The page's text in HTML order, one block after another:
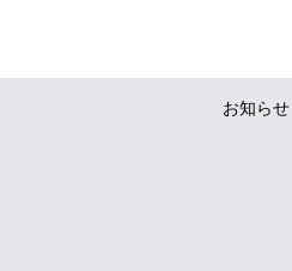
お知らせ